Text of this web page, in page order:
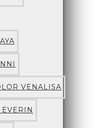
VENALISA